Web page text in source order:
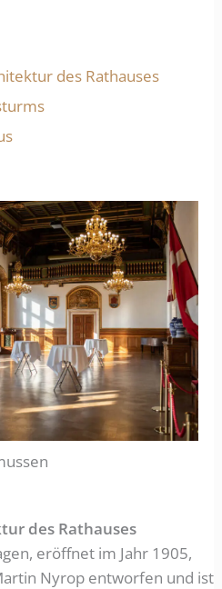
des Rathauses
des Rathauses
eröffnet im Jahr 1905,
Nyrop entworfen und ist